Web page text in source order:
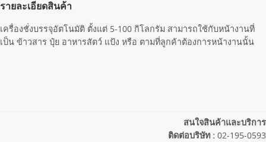
รายละเอียดสินค้า
เครื่องชั่งบรรจุอัตโนมัติ ตั้งแต่ 5-100 กิโลกรัม สามารถใช้กับหน้างานที่
เป็น ข้าวสาร ปุ๋ย อาหารสัตว์ แป้ง หรือ ตามที่ลูกค้าต้องการหน้างานนั้น
สนใจสินค้าและบริการ
ติดต่อบริษัท : 02-195-0593